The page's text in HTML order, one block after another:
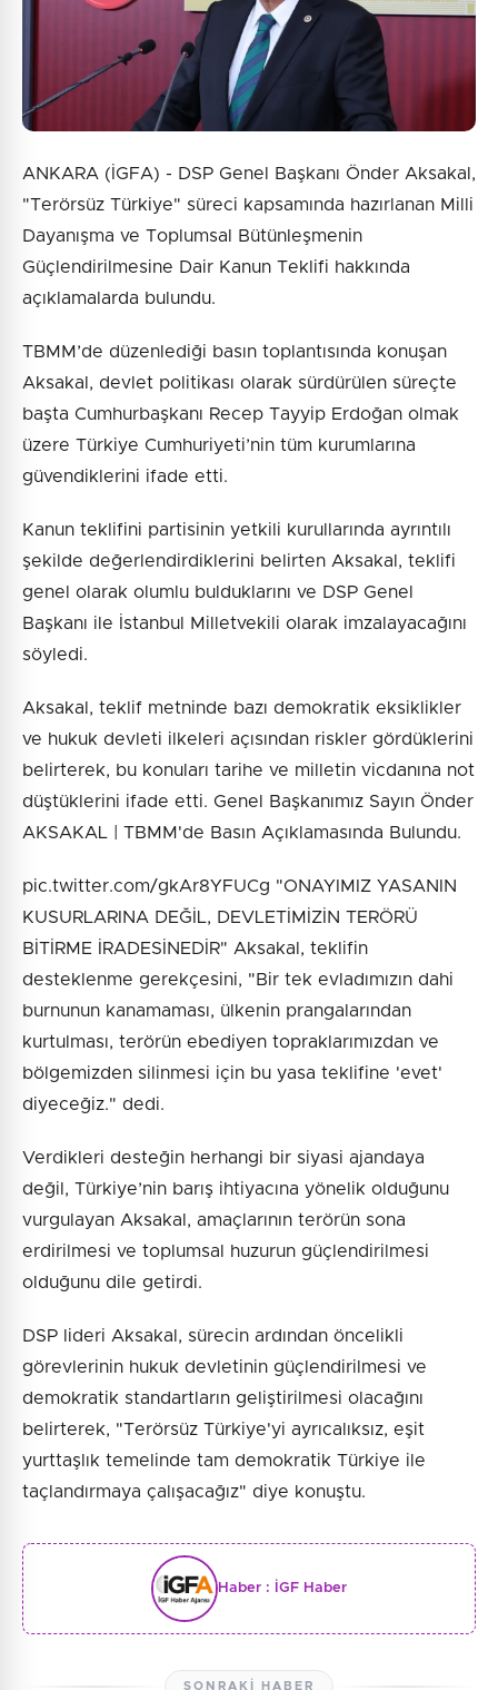
ANKARA (İGFA) - DSP Genel Başkanı Önder Aksakal,
"Terörsüz Türkiye" süreci kapsamında hazırlanan Milli
Dayanışma ve Toplumsal Bütünleşmenin
Güçlendirilmesine Dair Kanun Teklifi hakkında
açıklamalarda bulundu.
TBMM’de düzenlediği basın toplantısında konuşan
Aksakal, devlet politikası olarak sürdürülen süreçte
başta Cumhurbaşkanı Recep Tayyip Erdoğan olmak
üzere Türkiye Cumhuriyeti’nin tüm kurumlarına
güvendiklerini ifade etti.
Kanun teklifini partisinin yetkili kurullarında ayrıntılı
şekilde değerlendirdiklerini belirten Aksakal, teklifi
genel olarak olumlu bulduklarını ve DSP Genel
Başkanı ile İstanbul Milletvekili olarak imzalayacağını
söyledi.
Aksakal, teklif metninde bazı demokratik eksiklikler
ve hukuk devleti ilkeleri açısından riskler gördüklerini
belirterek, bu konuları tarihe ve milletin vicdanına not
düştüklerini ifade etti. Genel Başkanımız Sayın Önder
AKSAKAL | TBMM'de Basın Açıklamasında Bulundu.
pic.twitter.com/gkAr8YFUCg "ONAYIMIZ YASANIN
KUSURLARINA DEĞİL, DEVLETİMİZİN TERÖRÜ
BİTİRME İRADESİNEDİR" Aksakal, teklifin
desteklenme gerekçesini, "Bir tek evladımızın dahi
burnunun kanamaması, ülkenin prangalarından
kurtulması, terörün ebediyen topraklarımızdan ve
bölgemizden silinmesi için bu yasa teklifine 'evet'
diyeceğiz." dedi.
Verdikleri desteğin herhangi bir siyasi ajandaya
değil, Türkiye’nin barış ihtiyacına yönelik olduğunu
vurgulayan Aksakal, amaçlarının terörün sona
erdirilmesi ve toplumsal huzurun güçlendirilmesi
olduğunu dile getirdi.
DSP lideri Aksakal, sürecin ardından öncelikli
görevlerinin hukuk devletinin güçlendirilmesi ve
demokratik standartların geliştirilmesi olacağını
belirterek, "Terörsüz Türkiye'yi ayrıcalıksız, eşit
yurttaşlık temelinde tam demokratik Türkiye ile
taçlandırmaya çalışacağız" diye konuştu.
Haber : İGF Haber
SONRAKI HABER